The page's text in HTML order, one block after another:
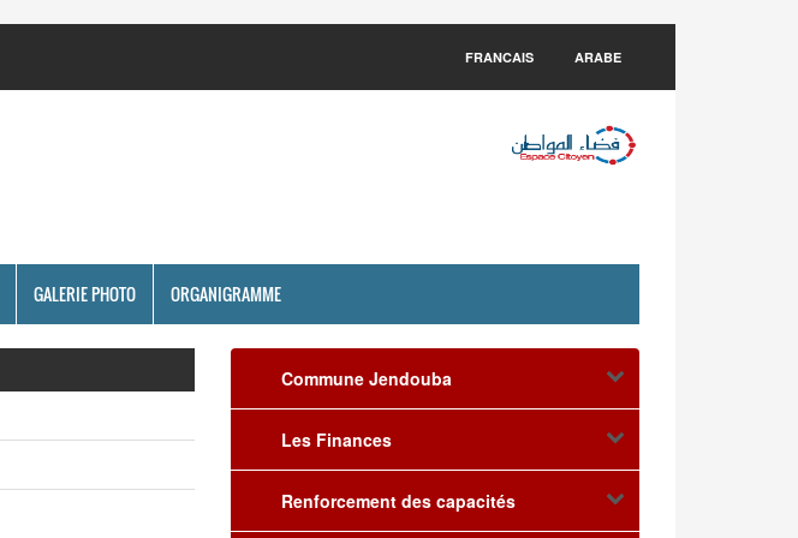
FRANCAIS ARABE
GALERIE PHOTO ORGANIGRAMME
Commune Jendouba
Les Finances
Renforcement des capacités